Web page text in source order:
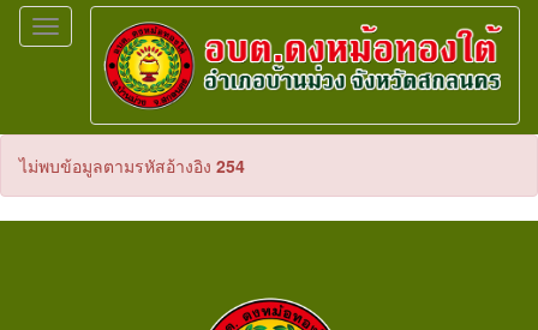
Toggle
navigation
ไม่พบข้อมูลตามรหัสอ้างอิง 254